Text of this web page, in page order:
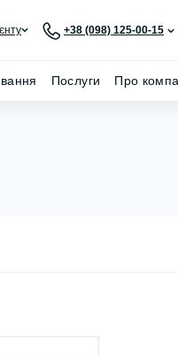
+38 (098) 125-00-15
Послуги Про